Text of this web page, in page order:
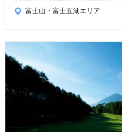
富士山・富士五湖エリア